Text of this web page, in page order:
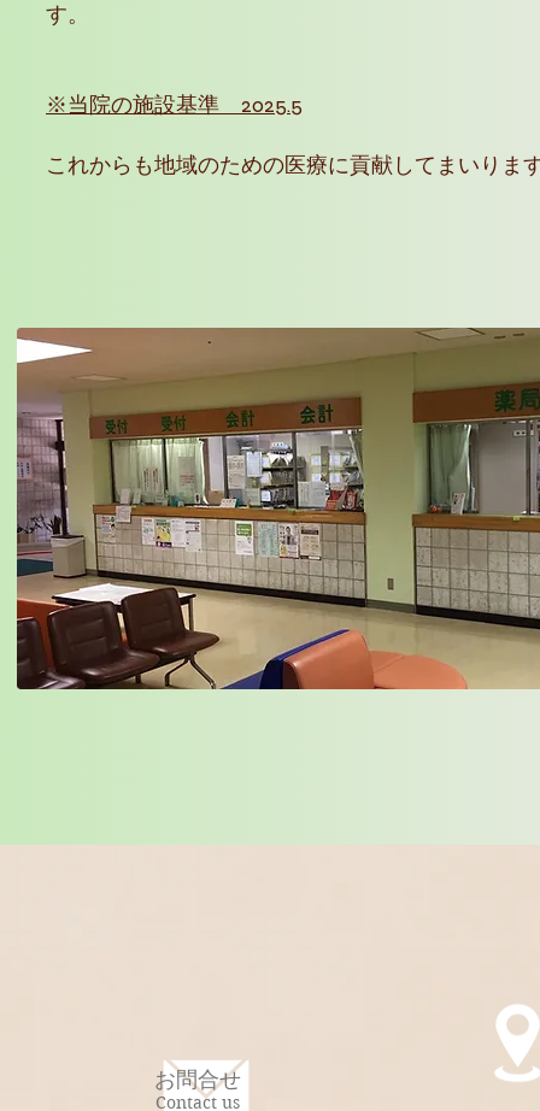
す。
​※当院の施設基準 2025.5
これからも地域のための医療に貢献してまいりま
お問合せ
Contact us